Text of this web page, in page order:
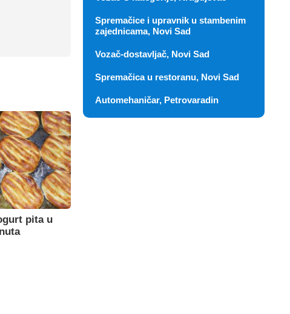
pita u
Spremačice i upravnik u stambenim
zajednicama, Novi Sad
Vozač-dostavljač, Novi Sad
Spremačica u restoranu, Novi Sad
Automehaničar, Petrovaradin